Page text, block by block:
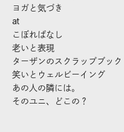
ヨガと気づき
at
こぼればなし
老いと表現
ターザンのスクラップブック
笑いとウェルビーイング
あの人の隣には。
そのユニ、どこの？